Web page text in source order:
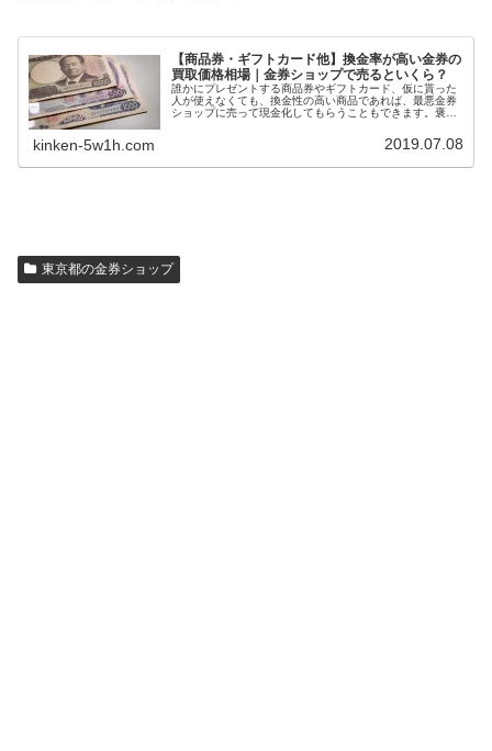
【商品券・ギフトカード他】換金率が高い金券の
買取価格相場｜金券ショップで売るといくら？
誰かにプレゼントする商品券やギフトカード、仮に貰った
人が使えなくても、換金性の高い商品であれば、最悪金券
ショップに売って現金化してもらうこともできます。褒め
品券やギフトカードを選ぶと、自然に利用できる店舗が多
い金券をプレゼントすることにもなります。今回は、換金
kinken-5w1h.com 2019.07.08
東京都の金券ショップ